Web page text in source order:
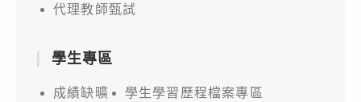
代理教師甄試
學生專區
成績缺曠
學生學習歷程檔案專區